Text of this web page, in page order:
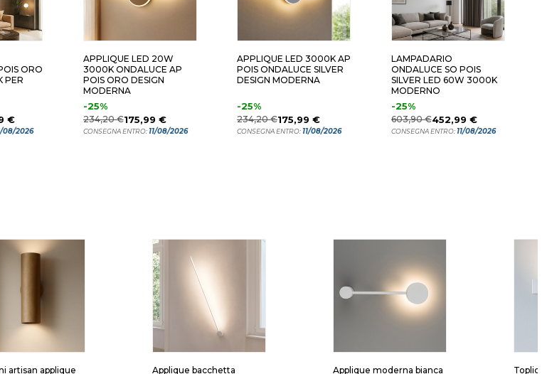
GRANDE - ORO 3000K
ORO
PER
€
08/2026
APPLIQUE LED 20W
3000K ONDALUCE AP
POIS ORO DESIGN
MODERNA
-25%
234,20 €175,99 €
CONSEGNA ENTRO:11/08/2026
APPLIQUE LED 3000K AP
POIS ONDALUCE SILVER
DESIGN MODERNA
-25%
234,20 €175,99 €
CONSEGNA ENTRO:11/08/2026
LAMPADARIO
ONDALUCE SO POIS
SILVER LED 60W 3000K
MODERNO
-25%
603,90 €452,99 €
CONSEGNA ENTRO:11/08/2026
artisan applique
Applique bacchetta
Applique moderna bianca
Toplight